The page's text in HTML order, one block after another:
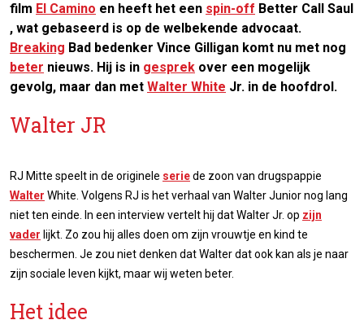
film El Camino en heeft het een spin-off Better Call Saul
, wat gebaseerd is op de welbekende advocaat.
Breaking Bad bedenker Vince Gilligan komt nu met nog
beter nieuws. Hij is in gesprek over een mogelijk
gevolg, maar dan met Walter White Jr. in de hoofdrol.
Walter JR
RJ Mitte speelt in de originele seriede zoon van drugspappie
Walter White. Volgens RJ is het verhaal van Walter Junior nog lang
niet ten einde. In een interview vertelt hij dat Walter Jr. op zijn
vader lijkt. Zo zou hij alles doen om zijn vrouwtje en kind te
beschermen. Je zou niet denken dat Walter dat ook kan als je naar
zijn sociale leven kijkt, maar wij weten beter.
Het idee